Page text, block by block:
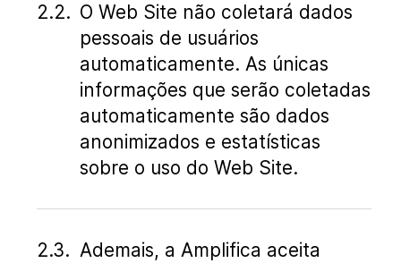
O Web Site não coletará dados
pessoais de usuários
automaticamente. As únicas
informações que serão coletadas
automaticamente são dados
anonimizados e estatísticas
sobre o uso do Web Site.
Ademais, a Amplifica aceita